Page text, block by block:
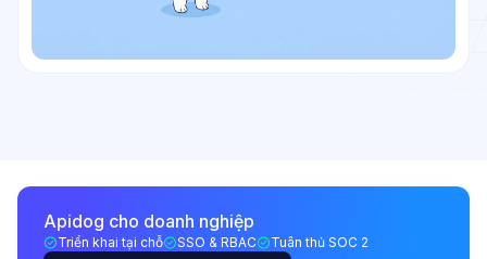
Apidog cho doanh nghiệp
Triển khai tại chỗ SSO & RBAC Tuân thủ SOC 2